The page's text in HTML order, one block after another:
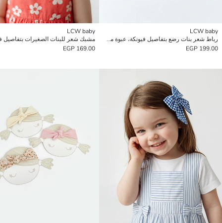
LCW baby
رباط شعر بنات رضع بتفاصيل فيونكة، عبوة من 2
199.00 EGP
LCW baby
مشبك شعر للبنات الصغيرات بتفاصيل
169.00 EGP